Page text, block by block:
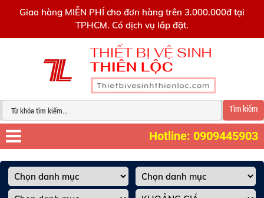
Giao hàng MIỄN PHÍ cho đơn hàng trên 3.000.000đ tại
TPHCM. Có dịch vụ lắp đặt.
Tìm kiếm
Hotline: 0909445903
0909445903